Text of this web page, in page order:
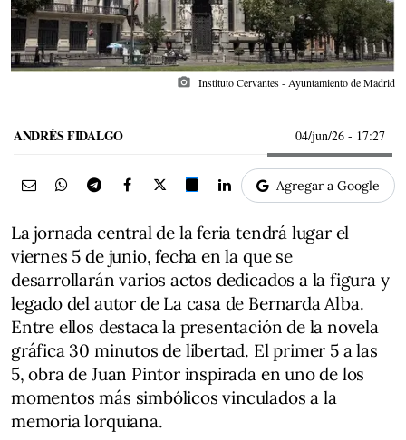
photo_camera Instituto Cervantes - Ayuntamiento de Madrid
ANDRÉS FIDALGO 04/jun/26 - 17:27
Agregar a Google
La jornada central de la feria tendrá lugar el
viernes 5 de junio, fecha en la que se
desarrollarán varios actos dedicados a la figura y
legado del autor de La casa de Bernarda Alba.
Entre ellos destaca la presentación de la novela
gráfica 30 minutos de libertad. El primer 5 a las
5, obra de Juan Pintor inspirada en uno de los
momentos más simbólicos vinculados a la
memoria lorquiana.